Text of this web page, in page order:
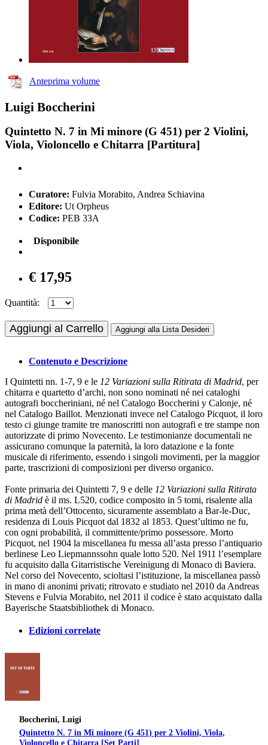
Anteprima volume
Luigi Boccherini
Quintetto N. 7 in Mi minore (G 451) per 2 Violini,
Viola, Violoncello e Chitarra [Partitura]
Curatore: Fulvia Morabito, Andrea Schiavina
Editore: Ut Orpheus
Codice: PEB 33A
Disponibile
€ 17,95
Quantità:
Aggiungi al Carrello Aggiungi alla Lista Desideri
Contenuto e Descrizione
I Quintetti nn. 1-7, 9 e le 12 Variazioni sulla Ritirata di Madrid, per
chitarra e quartetto d’archi, non sono nominati né nei cataloghi
autografi boccheriniani, né nel Catalogo Boccherini y Calonje, né
nel Catalogo Baillot. Menzionati invece nel Catalogo Picquot, il loro
testo ci giunge tramite tre manoscritti non autografi e tre stampe non
autorizzate di primo Novecento. Le testimonianze documentali ne
assicurano comunque la paternità, la loro datazione e la fonte
musicale di riferimento, essendo i singoli movimenti, per la maggior
parte, trascrizioni di composizioni per diverso organico.
Fonte primaria dei Quintetti 7, 9 e delle 12 Variazioni sulla Ritirata
di Madrid è il ms. L520, codice composito in 5 tomi, risalente alla
prima metà dell’Ottocento, sicuramente assemblato a Bar-le-Duc,
residenza di Louis Picquot dal 1832 al 1853. Quest’ultimo ne fu,
con ogni probabilità, il committente/primo possessore. Morto
Picquot, nel 1904 la miscellanea fu messa all’asta presso l’antiquario
berlinese Leo Liepmannssohn quale lotto 520. Nel 1911 l’esemplare
fu acquisito dalla Gitarristische Vereinigung di Monaco di Baviera.
Nel corso del Novecento, scioltasi l’istituzione, la miscellanea passò
in mano di anonimi privati; ritrovato e studiato nel 2010 da Andreas
Stevens e Fulvia Morabito, nel 2011 il codice è stato acquistato dalla
Bayerische Staatsbibliothek di Monaco.
Edizioni correlate
Boccherini, Luigi
Quintetto N. 7 in Mi minore (G 451) per 2 Violini, Viola,
Violoncello e Chitarra [Set Parti]